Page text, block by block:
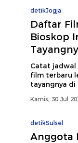
detikJogja
Daftar
Bioskop
Catat jadwal
film terbaru
tayangnya di
Kamis, 30 Jul
detikSulsel
Anggota